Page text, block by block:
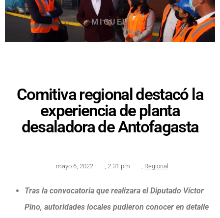
MIGUEL
Comitiva regional destacó la
experiencia de planta
desaladora de Antofagasta
mayo 6, 2022 , 2:31 pm , Regional
Tras la convocatoria que realizara el Diputado Víctor
Pino, autoridades locales pudieron conocer en detalle